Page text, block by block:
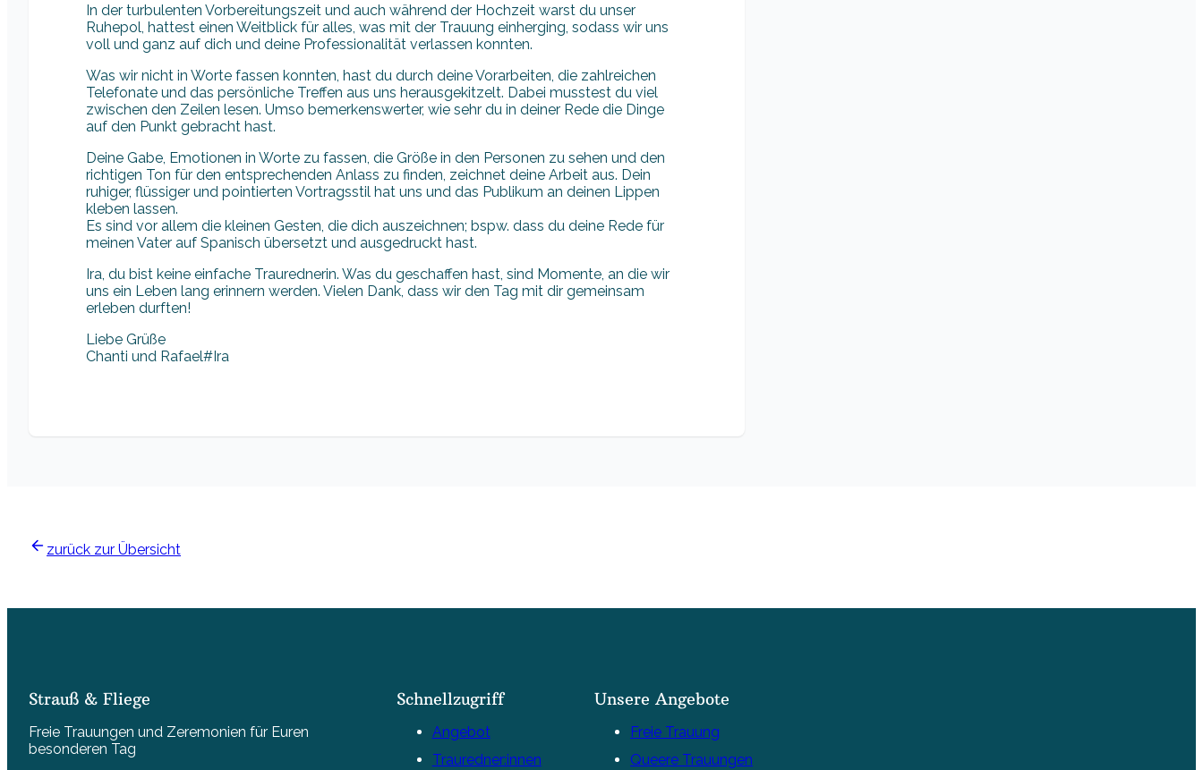
In der turbulenten Vorbereitungszeit und auch während der Hochzeit warst du unser
Ruhepol, hattest einen Weitblick für alles, was mit der Trauung einherging, sodass wir uns
voll und ganz auf dich und deine Professionalität verlassen konnten.
Was wir nicht in Worte fassen konnten, hast du durch deine Vorarbeiten, die zahlreichen
Telefonate und das persönliche Treffen aus uns herausgekitzelt. Dabei musstest du viel
zwischen den Zeilen lesen. Umso bemerkenswerter, wie sehr du in deiner Rede die Dinge
auf den Punkt gebracht hast.
Deine Gabe, Emotionen in Worte zu fassen, die Größe in den Personen zu sehen und den
richtigen Ton für den entsprechenden Anlass zu finden, zeichnet deine Arbeit aus. Dein
ruhiger, flüssiger und pointierten Vortragsstil hat uns und das Publikum an deinen Lippen
kleben lassen.
Es sind vor allem die kleinen Gesten, die dich auszeichnen; bspw. dass du deine Rede für
meinen Vater auf Spanisch übersetzt und ausgedruckt hast.
Ira, du bist keine einfache Traurednerin. Was du geschaffen hast, sind Momente, an die wir
uns ein Leben lang erinnern werden. Vielen Dank, dass wir den Tag mit dir gemeinsam
erleben durften!
Liebe Grüße
Chanti und Rafael#Ira
zurück zur Übersicht
Strauß & Fliege
Freie Trauungen und Zeremonien für Euren
besonderen Tag
Schnellzugriff
Angebot
Trauredner:innen
Unsere Angebote
Freie Trauung
Queere Trauungen